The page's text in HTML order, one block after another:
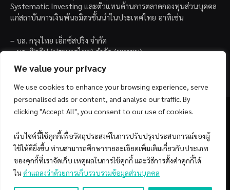
We value your privacy
We use cookies to enhance your browsing experience, serve
personalised ads or content, and analyse our traffic. By
clicking "Accept All", you consent to our use of cookies.
เว็บไซต์นี้ใช้คุกกี้เพื่อวัตถุประสงค์ในการปรับปรุงประสบการณ์ของผู้
ใช้ให้ดียิ่งขึ้น ท่านสามารถศึกษารายละเอียดเพิ่มเติมเกี่ยวกับประเภท
ของคุกกี้ที่เราจัดเก็บ เหตุผลในการใช้คุกกี้ และวิธีการตั้งค่าคุกกี้ได้
ใน คำแถลงว่าด้วยการเก็บรวบรวมข้อมูลส่วนบุคคล
Systematic Investing และตัวแทนด้านการตลาดกองทุนส่วนบุคคล
แก่สถาบันการเงินพันธมิตรชั้นนำในประเทศไทย อาทิเช่น
– บล. กรุงไทย เอ็กซ์สปริง จำกัด
– บล. ฟิลลิป (ประเทศไทย) จำกัด (มหาชน)
FacebookYouTube
© 2026 Copyright by SiamQuant.